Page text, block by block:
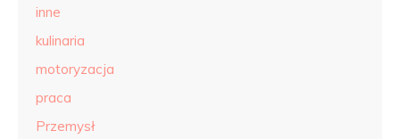
inne
kulinaria
motoryzacja
praca
Przemysł